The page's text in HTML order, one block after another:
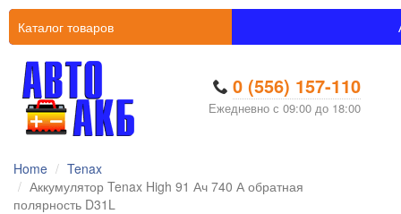
Каталог товаров
0 (556) 157-110
Ежедневно с 09:00 до 18:00
Home
Tenax
Аккумулятор Tenax High 91 Ач 740 А обратная
полярность D31L